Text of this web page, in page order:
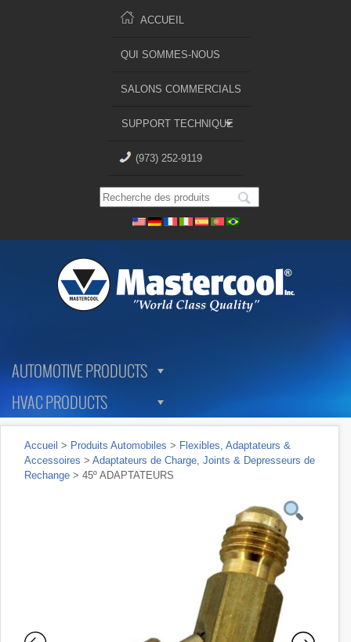
ACCUEIL
QUI SOMMES-NOUS
SALONS COMMERCIALS
SUPPORT TECHNIQUE
(973) 252-9119
AUTOMOTIVE PRODUCTS
HVAC PRODUCTS
Accueil > Produits Automobiles > Flexibles, Adaptateurs &
Accessoires > Adaptateurs de Charge, Joints & Depresseurs de
Rechange > 45º ADAPTATEURS